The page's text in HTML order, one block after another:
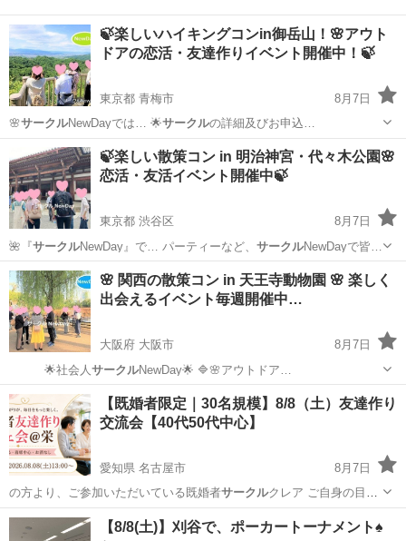
🍃楽しいハイキングコンin御岳山！🌸アウト
ドアの恋活・友達作りイベント開催中！🍃
東京都 青梅市
8月7日
🌸サークル NewDayでは… 🌟サークルの詳細及びお申込…
青梅市 パーティー
🍃楽しい散策コン in 明治神宮・代々木公園🌸
恋活・友活イベント開催中🍃
東京都 渋谷区
8月7日
🌺『サークルNewDay』で… パーティーなど、 サークルNewDayで皆…
東京 渋谷区 パーティー アウトドア
🌸 関西の散策コン in 天王寺動物園 🌸 楽しく
出会えるイベント毎週開催中…
大阪府 大阪市
8月7日
🌟社会人 サークル NewDay🌟 🔷🌸アウトドア…
大阪 大阪市 パーティー アウトドア
【既婚者限定｜30名規模】8/8（土）友達作り
交流会【40代50代中心】
愛知県 名古屋市
8月7日
の方より、ご参加いただいている既婚者サークルクレア ご自身の目で
CREAが…
愛知 名古屋市 パーティー 既婚
【8/8(土)】刈谷で、ポーカートーナメント♠️